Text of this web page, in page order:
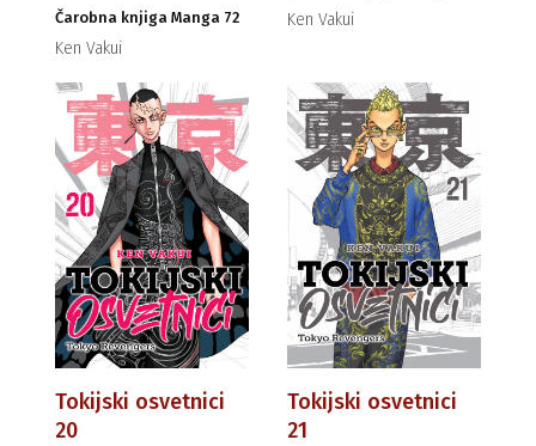
Čarobna knjiga Manga 72
Ken Vakui
Ken Vakui
Tokijski osvetnici
20
Tokijski osvetnici
21